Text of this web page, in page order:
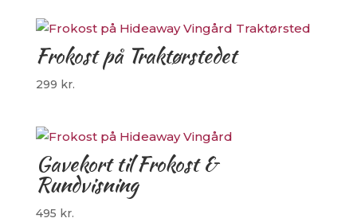
Frokost på Traktørstedet
299 kr.
Gavekort til Frokost &
Rundvisning
495 kr.